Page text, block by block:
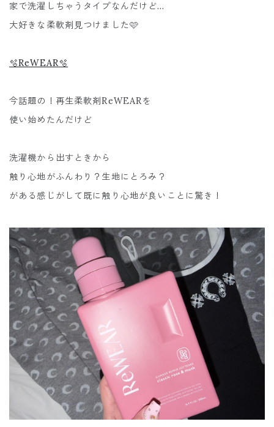
家で洗濯しちゃうタイプなんだけど…
大好きな柔軟剤見つけました🩷
🫧ReWEAR🫧
今話題の！再生柔軟剤ReWEARを
使い始めたんだけど
洗濯機から出すときから
触り心地がふんわり？生地にとろみ？
がある感じがして既に触り心地が良いことに驚き！